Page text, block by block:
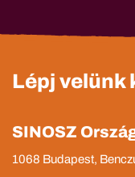
Lépj velünk
SINOSZ
1068 Budapest,